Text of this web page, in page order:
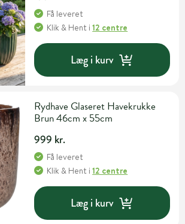
Få leveret
Klik & Hent i12 centre
Læg i kurv
Rydhave Glaseret Havekrukke
Brun 46cm x 55cm
999 kr.
Få leveret
Klik & Hent i12 centre
Læg i kurv